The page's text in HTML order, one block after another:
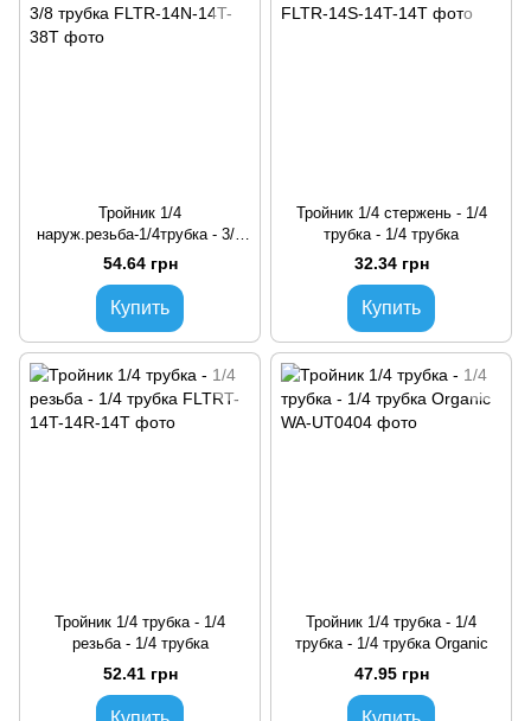
Тройник 1/4
наруж.резьба-1/4трубка - 3/8
трубка
54.64 грн
Купить
Тройник 1/4 стержень - 1/4
трубка - 1/4 трубка
32.34 грн
Купить
Тройник 1/4 трубка - 1/4
резьба - 1/4 трубка
52.41 грн
Тройник 1/4 трубка - 1/4
трубка - 1/4 трубка Organic
47.95 грн